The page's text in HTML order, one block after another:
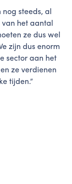
steeds, al
het aantal
ze dus wel
zijn dus enorm
sector aan het
ze verdienen
tijden.”